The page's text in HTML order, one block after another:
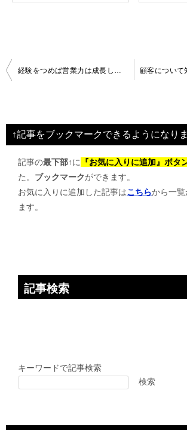
投
ビ
ゲ
↑記事をブックマークできるようになり
記事の最下部↑に 『お気に入りに追加』ボタ
た。 ブックマークができます。
お気に入りに追加した記事はこちらから一
ます。
記事検索
キーワードで記事検索
検索